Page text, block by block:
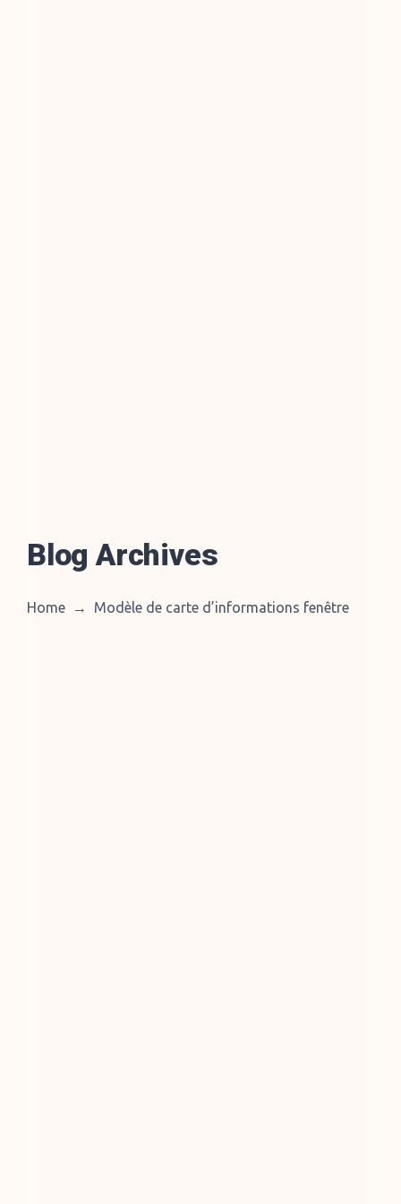
Blog Archives
Home → Modèle de carte d’informations fenêtre